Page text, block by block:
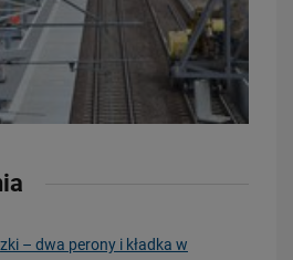
– dwa perony i kładka w
przez tory zrewolucjonizują komunikację